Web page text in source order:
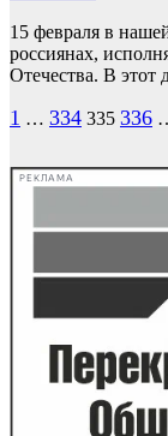
15 февраля в
россиянах,
Отечества. В этот
Пагинация
1 … 334 335 336
РЕКЛАМА